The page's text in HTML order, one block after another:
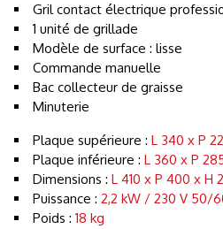
Gril contact électrique
1 unité de grillade
Modèle de surface : lisse
Commande manuelle
Bac collecteur de graisse
Minuterie
Plaque supérieure : L 340 x P
Plaque inférieure : L 360 x P
Dimensions : L 410 x P 400 x H
Puissance : 2,2 kW / 230 V 50/
Poids : 18 kg